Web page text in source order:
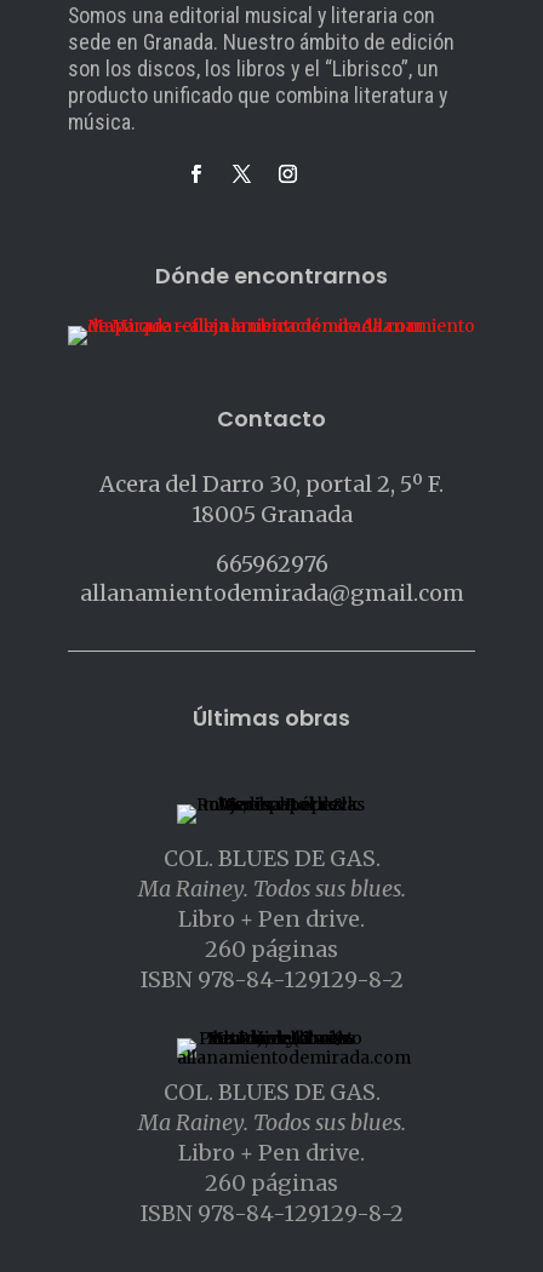
Somos una editorial musical y literaria con
sede en Granada. Nuestro ámbito de edición
son los discos, los libros y el “Librisco”, un
producto unificado que combina literatura y
música.
Dónde encontrarnos
Contacto
Acera del Darro 30, portal 2, 5º F.
18005 Granada
665962976
allanamientodemirada@gmail.com
Últimas obras
COL. BLUES DE GAS.
Ma Rainey. Todos sus blues.
Libro + Pen drive.
260 páginas
ISBN 978-84-129129-8-2
COL. BLUES DE GAS.
Ma Rainey. Todos sus blues.
Libro + Pen drive.
260 páginas
ISBN 978-84-129129-8-2